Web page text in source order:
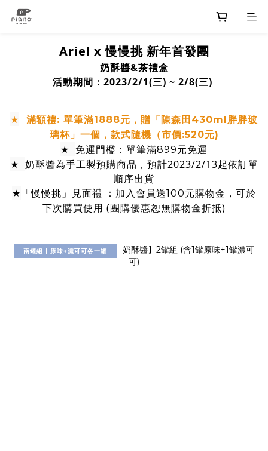
Ariel x 慢慢挑 新年首發團
奶酥醬&茶禮盒
活動期間：2023/2/1(三) ~ 2/8(三)
★ 滿額禮: 單筆滿1888元，贈「陳森田430ml胖胖玻
璃杯」一個，款式隨機 （市價:520元)
★ 免運門檻：單筆滿899元免運
★ 奶酥醬為手工製預購商品，預計2023/2/13起依訂單
順序出貨
★ 「慢慢挑」 見面禮 ：加入會員送100元購物金，可於
下次購買使用 (團購優惠恕無購物金折抵)
兩罐組 | 原味+濃可可各一罐